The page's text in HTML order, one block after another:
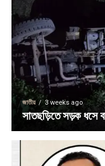
জাতীয় 3 weeks ago
সাতছড়িতে সড়ক ধসে